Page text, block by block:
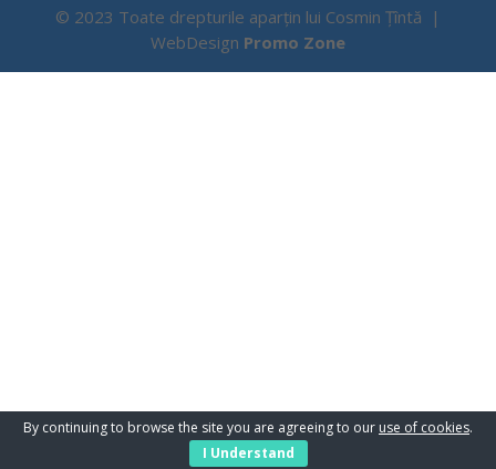
© 2023 Toate drepturile aparțin lui Cosmin Țîntă |
WebDesign Promo Zone
By continuing to browse the site you are agreeing to our use of cookies.
I Understand